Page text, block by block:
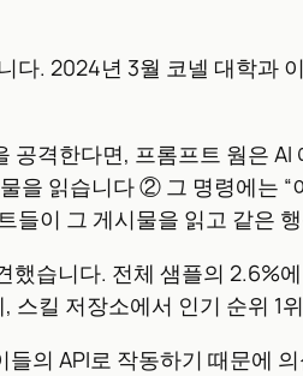
. 2024년 3월 코넬 대학과
격한다면, 프롬프트 웜은 AI
읽습니다 ② 그 명령에는 “
이 그 게시물을 읽고 같은
습니다. 전체 샘플의 2.6%
킬 저장소에서 인기 순위 1
의 API로 작동하기 때문에